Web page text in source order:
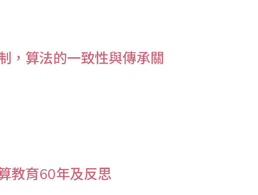
，算法的一致性與傳承關
教育60年及反思